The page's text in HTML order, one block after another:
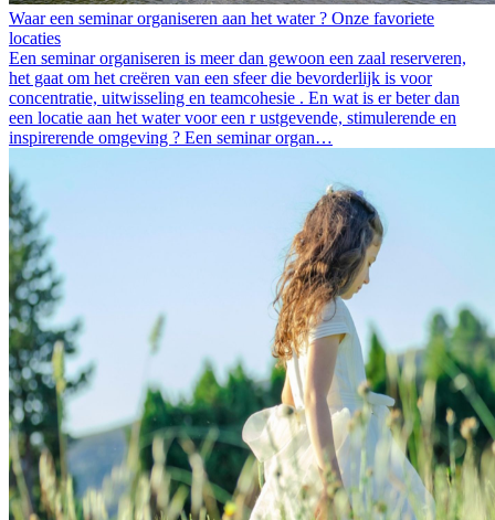
Waar een seminar organiseren aan het water ? Onze favoriete
locaties
Een seminar organiseren is meer dan gewoon een zaal reserveren,
het gaat om het creëren van een sfeer die bevorderlijk is voor
concentratie, uitwisseling en teamcohesie . En wat is er beter dan
een locatie aan het water voor een r ustgevende, stimulerende en
inspirerende omgeving ? Een seminar organ…